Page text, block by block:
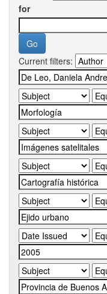
for
Current filters: